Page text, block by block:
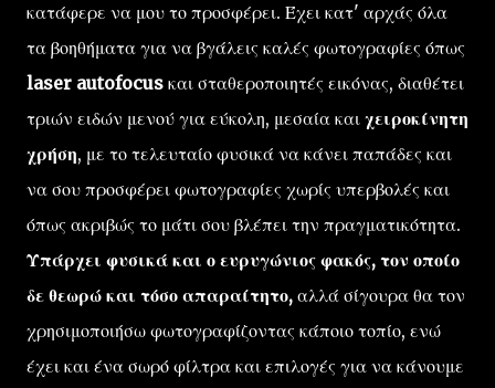
κατάφερε να μου το προσφέρει. Έχει κατ' αρχάς όλα
τα βοηθήματα για να βγάλεις καλές φωτογραφίες όπως
laser autofocus και σταθεροποιητές εικόνας, διαθέτει
τριών ειδών μενού για εύκολη, μεσαία και χειροκίνητη
χρήση, με το τελευταίο φυσικά να κάνει παπάδες και
να σου προσφέρει φωτογραφίες χωρίς υπερβολές και
όπως ακριβώς το μάτι σου βλέπει την πραγματικότητα.
Υπάρχει φυσικά και ο ευρυγώνιος φακός, τον οποίο
δε θεωρώ και τόσο απαραίτητο, αλλά σίγουρα θα τον
χρησιμοποιήσω φωτογραφίζοντας κάποιο τοπίο, ενώ
έχει και ένα σωρό φίλτρα και επιλογές για να κάνουμε